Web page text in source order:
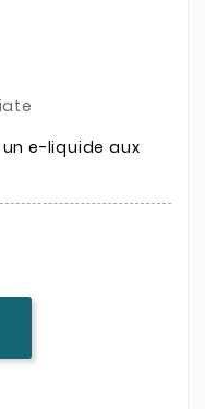
e-liquide aux